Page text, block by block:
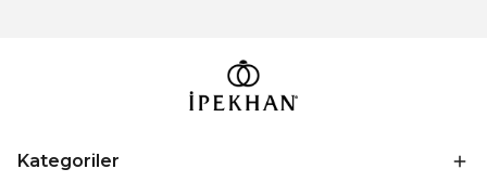
Kategoriler